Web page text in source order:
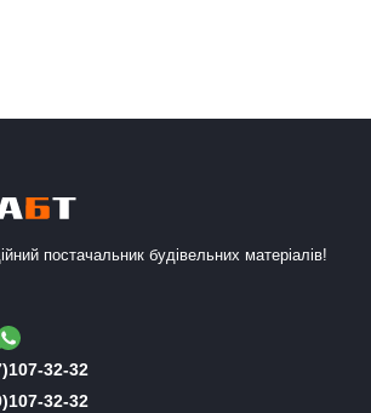
постачальник будівельних матеріалів!
32-32
32-32